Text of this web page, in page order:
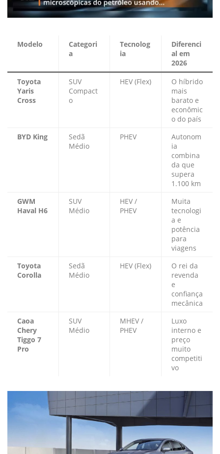
Modelo
Categori
a
Tecnolog
ia
Diferenci
al em
2026
Toyota
Yaris
Cross
SUV
Compact
o
HEV (Flex)
O híbrido
mais
barato e
econômic
o do país
BYD King
Sedã
Médio
PHEV
Autonom
ia
combina
da que
supera
1.100 km
GWM
Haval H6
SUV
Médio
HEV /
PHEV
Muita
tecnologi
a e
potência
para
viagens
Toyota
Corolla
Sedã
Médio
HEV (Flex)
O rei da
revenda
e
confiança
mecânica
Caoa
Chery
Tiggo 7
Pro
SUV
Médio
MHEV /
PHEV
Luxo
interno e
preço
muito
competiti
vo